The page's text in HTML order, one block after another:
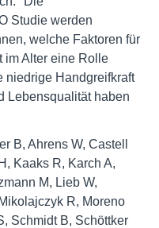
Studie werden
welche Faktoren für
im Alter eine Rolle
niedrige Handgreifkraft
Lebensqualität haben
B, Ahrens W, Castell
Kaaks R, Karch A,
M, Lieb W,
R, Moreno
Schmidt B, Schöttker